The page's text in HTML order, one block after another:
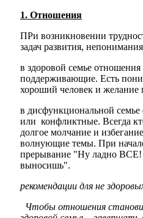
1. Отношения
ПРи возникновении
задач развития,
в здоровой семье отношения
поддерживающие. Есть
хороший человек и желание
в дисфункциональной
или конфликтные. Всегда
долгое молчание и
волнующие темы. При
прерывание "Ну ладно ВСЕ!
выносишь".
рекомендации для не
Чтобы отношения